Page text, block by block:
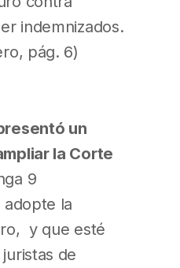
indemnizados.
pág. 6)
un
la Corte
9
la
y que esté
de